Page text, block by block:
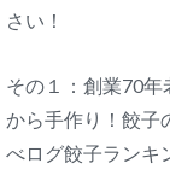
さい！
その１：創業70
から手作り！餃子
べログ餃子ランキ